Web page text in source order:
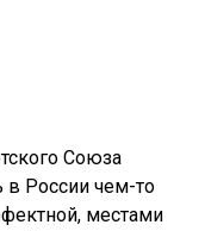
Союза
в России чем-то
местами